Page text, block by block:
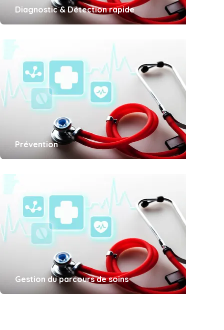
Diagnostic & Détection rapide
Prévention
Gestion du parcours de soins